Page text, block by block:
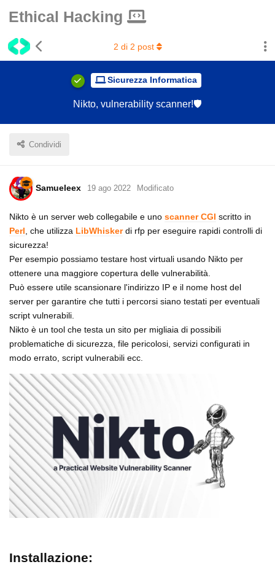
Ethical Hacking
Sicurezza Informatica
Nikto, vulnerability scanner!🛡️
Condividi
2 di 2 post
Samueleex 19 ago 2022 Modificato
Nikto è un server web collegabile e uno scanner CGI scritto in
Perl , che utilizza LibWhiskerdi rfp per eseguire rapidi controlli di
sicurezza!
Per esempio possiamo testare host virtuali usando Nikto per
ottenere una maggiore copertura delle vulnerabilità.
Può essere utile scansionare l'indirizzo IP e il nome host del
server per garantire che tutti i percorsi siano testati per eventuali
script vulnerabili.
Nikto è un tool che testa un sito per migliaia di possibili
problematiche di sicurezza, file pericolosi, servizi configurati in
modo errato, script vulnerabili ecc.
Installazione: